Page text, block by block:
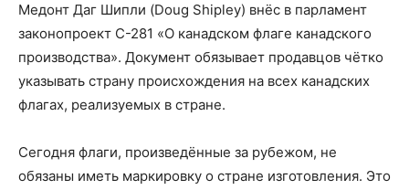
Медонт Даг Шипли (Doug Shipley) внёс в парламент
законопроект C-281 «О канадском флаге канадского
производства». Документ обязывает продавцов чётко
указывать страну происхождения на всех канадских
флагах, реализуемых в стране.
Сегодня флаги, произведённые за рубежом, не
обязаны иметь маркировку о стране изготовления. Это